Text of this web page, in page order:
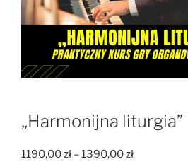
„Harmonijna liturgia”
1190,00zł –1390,00złZakres